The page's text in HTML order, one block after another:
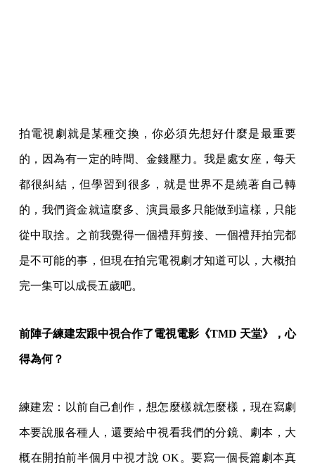
拍電視劇就是某種交換，你必須先想好什麼是最重要
的，因為有一定的時間、金錢壓力。我是處女座，每天
都很糾結，但學習到很多，就是世界不是繞著自己轉
的，我們資金就這麼多、演員最多只能做到這樣，只能
從中取捨。之前我覺得一個禮拜剪接、一個禮拜拍完都
是不可能的事，但現在拍完電視劇才知道可以，大概拍
完一集可以成長五歲吧。
前陣子練建宏跟中視合作了電視電影《TMD 天堂》，心
得為何？
練建宏：以前自己創作，想怎麼樣就怎麼樣，現在寫劇
本要說服各種人，還要給中視看我們的分鏡、劇本，大
概在開拍前半個月中視才說 OK。要寫一個長篇劇本真